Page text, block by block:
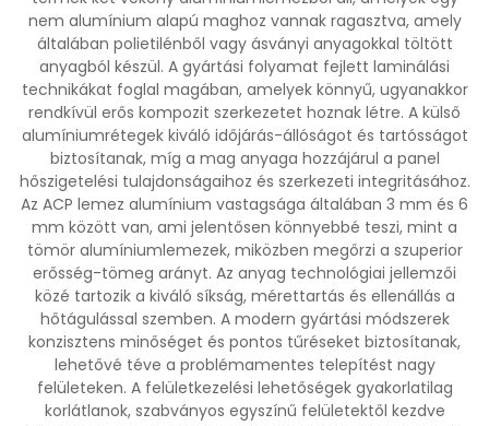
nem alumínium alapú maghoz vannak ragasztva, amely
általában polietilénből vagy ásványi anyagokkal töltött
anyagból készül. A gyártási folyamat fejlett laminálási
technikákat foglal magában, amelyek könnyű, ugyanakkor
rendkívül erős kompozit szerkezetet hoznak létre. A külső
alumíniumrétegek kiváló időjárás-állóságot és tartósságot
biztosítanak, míg a mag anyaga hozzájárul a panel
hőszigetelési tulajdonságaihoz és szerkezeti integritásához.
Az ACP lemez alumínium vastagsága általában 3 mm és 6
mm között van, ami jelentősen könnyebbé teszi, mint a
tömör alumíniumlemezek, miközben megőrzi a szuperior
erősség-tömeg arányt. Az anyag technológiai jellemzői
közé tartozik a kiváló síkság, mérettartás és ellenállás a
hőtágulással szemben. A modern gyártási módszerek
konzisztens minőséget és pontos tűréseket biztosítanak,
lehetővé téve a problémamentes telepítést nagy
felületeken. A felületkezelési lehetőségek gyakorlatilag
korlátlanok, szabványos egyszínű felületektől kezdve